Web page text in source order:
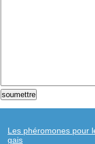
Les phéromones pour
gais